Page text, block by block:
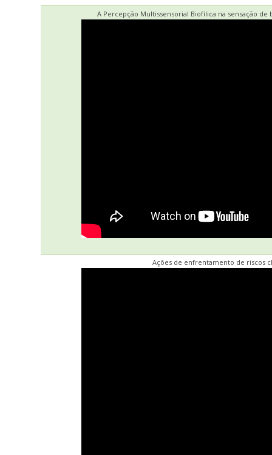
A Percepção Multissensorial Biofílica na sensação
Ações de enfrentamento de riscos